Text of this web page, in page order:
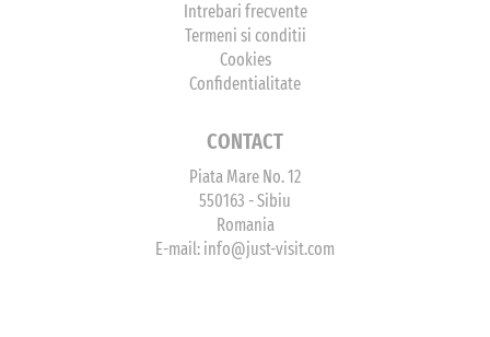
Intrebari frecvente
Termeni si conditii
Cookies
Confidentialitate
CONTACT
Piata Mare No. 12
550163 - Sibiu
Romania
E-mail: info@just-visit.com